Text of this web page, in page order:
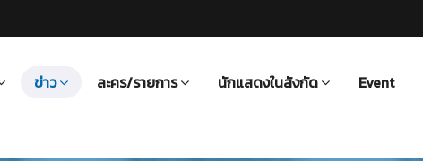
ข่าว ละคร/รายการ นักแสดงในสังกัด Event